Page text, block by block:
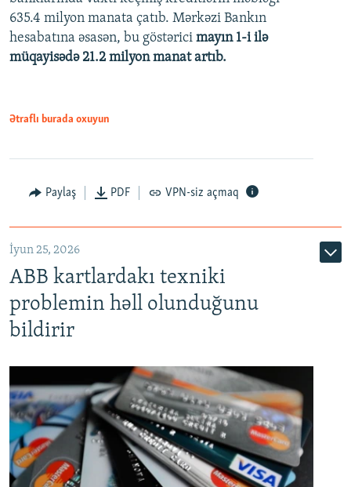
Auto 240p 360p 480p
720p 1080p
480p
720p
635.4 milyon manata çatıb. Mərkəzi Bankın
hesabatına əsasən, bu göstərici mayın 1-i ilə
müqayisədə 21.2 milyon manat artıb.
Ətraflı burada oxuyun
Paylaş PDF VPN-siz açmaq
İyun 25, 2026
ABB kartlardakı texniki
problemin həll olunduğunu
bildirir